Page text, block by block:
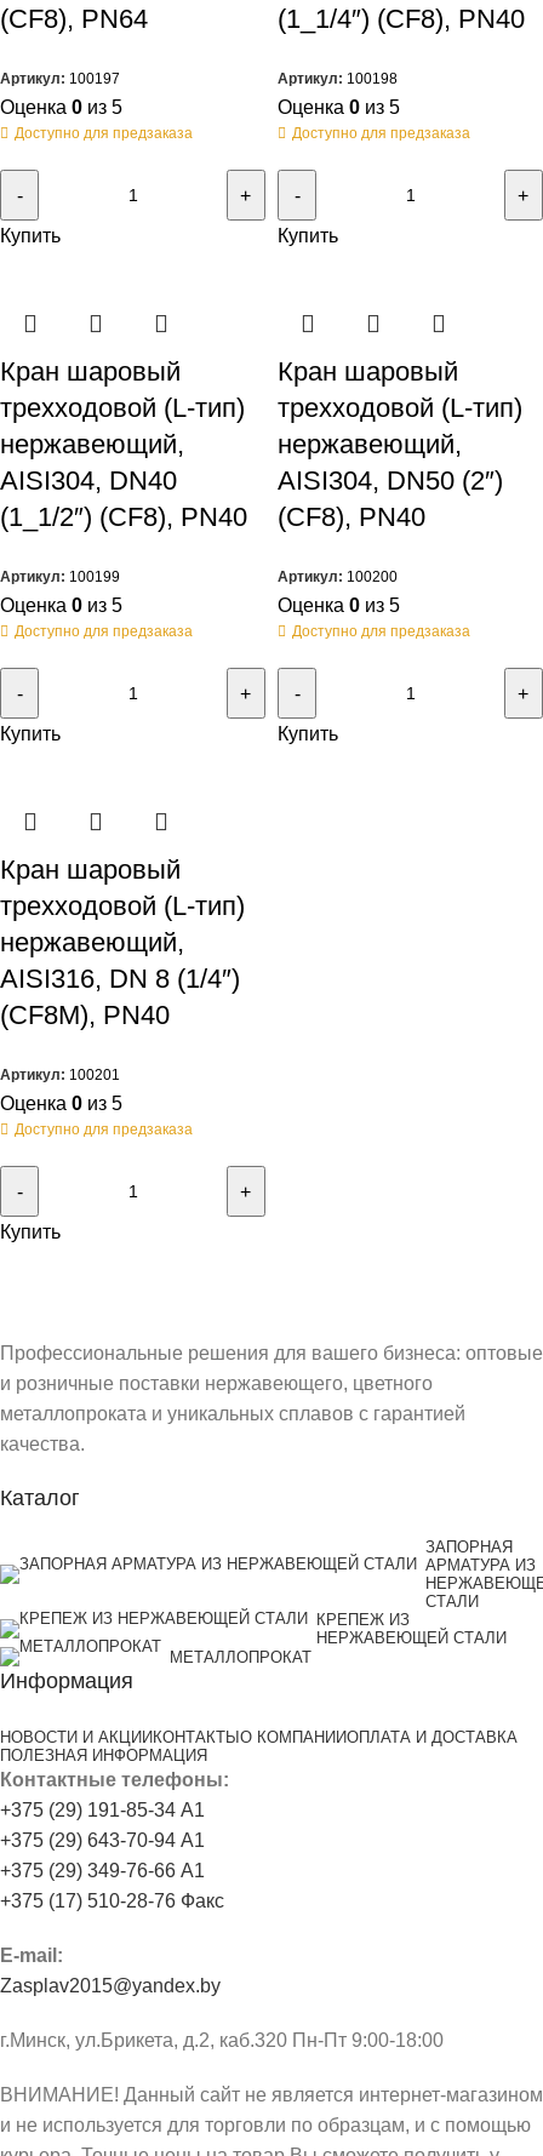
(CF8), PN64
Артикул: 100197
Оценка 0 из 5
Доступно для предзаказа
Купить
(1_1/4″) (CF8), PN40
Артикул: 100198
Оценка 0 из 5
Доступно для предзаказа
Купить
Кран шаровый
трехходовой (L-тип)
нержавеющий,
AISI304, DN40
(1_1/2″) (CF8), PN40
Артикул: 100199
Оценка 0 из 5
Доступно для предзаказа
Купить
Кран шаровый
трехходовой (L-тип)
нержавеющий,
AISI304, DN50 (2″)
(CF8), PN40
Артикул: 100200
Оценка 0 из 5
Доступно для предзаказа
Купить
Кран шаровый
трехходовой (L-тип)
нержавеющий,
AISI316, DN 8 (1/4″)
(CF8M), PN40
Артикул: 100201
Оценка 0 из 5
Доступно для предзаказа
Купить
Профессиональные решения для вашего бизнеса: оптовые
и розничные поставки нержавеющего, цветного
металлопроката и уникальных сплавов с гарантией
качества.
Каталог
ЗАПОРНАЯ
АРМАТУРА ИЗ
СТАЛИ
КРЕПЕЖ ИЗ
НЕРЖАВЕЮЩЕЙ СТАЛИ
МЕТАЛЛОПРОКАТ
Информация
НОВОСТИ И АКЦИИ КОНТАКТЫ О КОМПАНИИОПЛАТА И ДОСТАВКА
ПОЛЕЗНАЯ ИНФОРМАЦИЯ
Контактные телефоны:
+375 (29) 191-85-34 А1
+375 (29) 643-70-94 А1
+375 (29) 349-76-66 А1
+375 (17) 510-28-76 Факс
E-mail:
Zasplav2015@yandex.by
г.Минск, ул.Брикета, д.2, каб.320 Пн-Пт 9:00-18:00
ВНИМАНИЕ! Данный сайт не является интернет-магазином
и не используется для торговли по образцам, и с помощью